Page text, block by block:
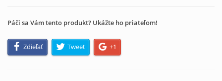
Páči sa Vám tento produkt? Ukážte ho priateľom!
Zdieľať Tweet +1